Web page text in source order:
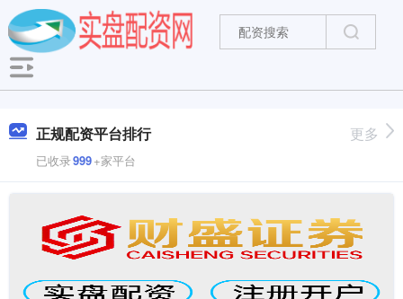
正规配资平台排行
已收录999+家平台
更多